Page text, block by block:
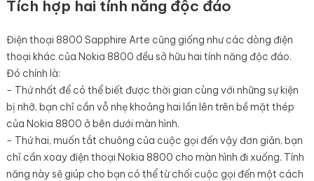
Tích hợp hai tính năng độc đáo
Điện thoại 8800 Sapphire Arte cũng giống như các dòng điện
thoại khác của Nokia 8800 đều sở hữu hai tính năng độc đáo.
Đó chính là:
- Thứ nhất để có thể biết được thời gian cùng với những sự kiện
bị nhỡ, bạn chỉ cần vỗ nhẹ khoảng hai lần lên trên bề mặt thép
của Nokia 8800 ở bên dưới màn hình.
- Thứ hai, muốn tắt chuông của cuộc gọi đến vậy đơn giản, bạn
chỉ cần xoay điện thoại Nokia 8800 cho màn hình đi xuống. Tính
năng này sẽ giúp cho bạn có thể từ chối cuộc gọi đến một cách